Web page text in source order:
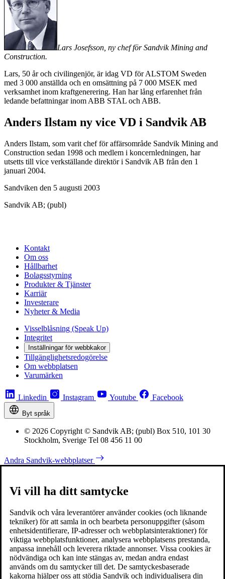
Lars Josefsson, ny chef för Sandvik Mining and
Construction.
Lars, 50 år och civilingenjör, är idag VD för ALSTOM Sweden
med 3 000 anställda och en omsättning på 7 000 MSEK med
verksamhet inom kraftgenerering. Han har lång erfarenhet från
ledande befattningar inom ABB STAL och ABB.
Anders Ilstam ny vice VD i Sandvik AB
Anders Ilstam, som varit chef för affärsområde Sandvik Mining and
Construction sedan 1998 och medlem i koncernledningen, har
utsetts till vice verkställande direktör i Sandvik AB från den 1
januari 2004.
Sandviken den 5 augusti 2003
Sandvik AB; (publ)
Kontakt
Om oss
Hållbarhet
Bolagsstyrning
Produkter & Tjänster
Karriär
Investerare
Nyheter & Media
Visselblåsning (Speak Up)
Integritet
Inställningar för webbkakor
Tillgänglighetsredogörelse
Om webbplatsen
Varumärken
Linkedin Instagram Youtube Facebook
Byt språk
© 2026 Copyright © Sandvik AB; (publ) Box 510, 101 30
Stockholm, Sverige Tel 08 456 11 00
Andra Sandvik-webbplatser
Vi vill ha ditt samtycke
Sandvik och våra leverantörer använder cookies (och liknande
tekniker) för att samla in och bearbeta personuppgifter (såsom
enhetsidentifierare, IP-adresser och webbplatsinteraktioner) för
viktiga webbplatsfunktioner, analysera webbplatsens prestanda,
anpassa innehåll och leverera riktade annonser. Vissa cookies är
nödvändiga och kan inte stängas av, medan andra endast
används om du samtycker till det. De samtyckesbaserade
kakorna hjälper oss att stödja Sandvik och individualisera din